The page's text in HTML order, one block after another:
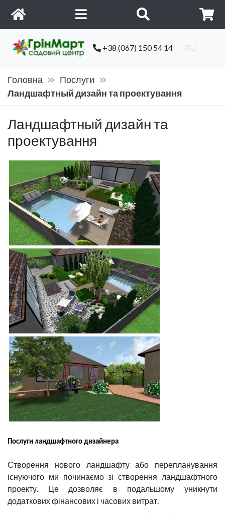
+38 (067) 150 54 14 RU
Головна
Послуги
Ландшафтный дизайн та проектування
Ландшафтный дизайн та
проектування
Послуги ландшафтного дизайнера
Створення нового ландшафту або перепланування
існуючого ми починаємо зі створення ландшафтного
проекту. Це дозволяє в подальшому уникнути
додаткових фінансових і часових витрат.